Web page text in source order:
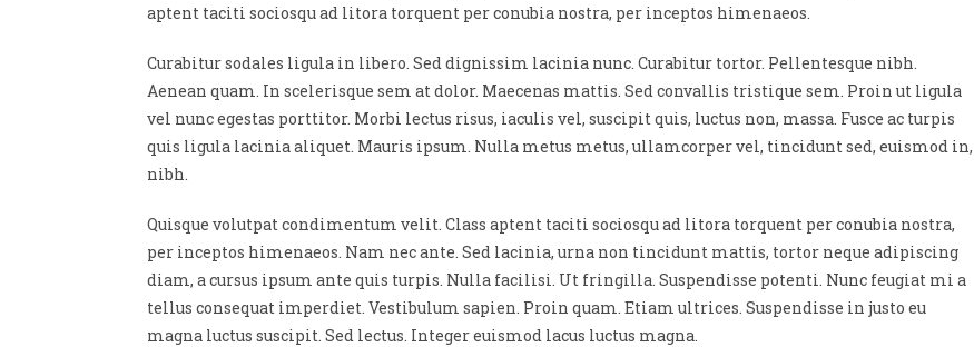
aptent taciti sociosqu ad litora torquent per conubia nostra, per inceptos himenaeos.
Curabitur sodales ligula in libero. Sed dignissim lacinia nunc. Curabitur tortor. Pellentesque nibh.
Aenean quam. In scelerisque sem at dolor. Maecenas mattis. Sed convallis tristique sem. Proin ut ligula
vel nunc egestas porttitor. Morbi lectus risus, iaculis vel, suscipit quis, luctus non, massa. Fusce ac turpis
quis ligula lacinia aliquet. Mauris ipsum. Nulla metus metus, ullamcorper vel, tincidunt sed, euismod in,
nibh.
Quisque volutpat condimentum velit. Class aptent taciti sociosqu ad litora torquent per conubia nostra,
per inceptos himenaeos. Nam nec ante. Sed lacinia, urna non tincidunt mattis, tortor neque adipiscing
diam, a cursus ipsum ante quis turpis. Nulla facilisi. Ut fringilla. Suspendisse potenti. Nunc feugiat mi a
tellus consequat imperdiet. Vestibulum sapien. Proin quam. Etiam ultrices. Suspendisse in justo eu
magna luctus suscipit. Sed lectus. Integer euismod lacus luctus magna.